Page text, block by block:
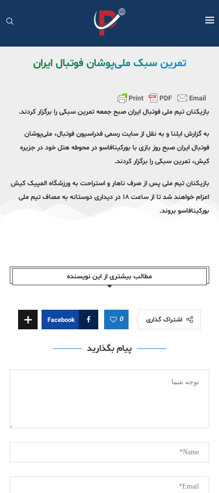
تمرین سبک ملی‌پوشان فوتبال ایران
بازیکنان تیم ملی فوتبال ایران صبح جمعه تمرین سبکی را برگزار کردند.
به گزارش ایلنا و به نقل از سایت رسمی فدراسیون فوتبال، ملی‌‌پوشان
فوتبال ایران صبح روز بازی با بورکینافاسو در محوطه هتل خود در جزیره
کیش، تمرین سبکی را برگزار کردند.
بازیکنان تیم ملی پس از صرف ناهار و استراحت به ورزشگاه المپیک کیش
اعزام خواهند شد تا از ساعت ١٨ در دیداری دوستانه به مصاف تیم ملی
بورکینافاسو بروند.
مطالب بیشتری از این نویسندە
اشتراک گذاری 0
Facebook
پیام بگذارید